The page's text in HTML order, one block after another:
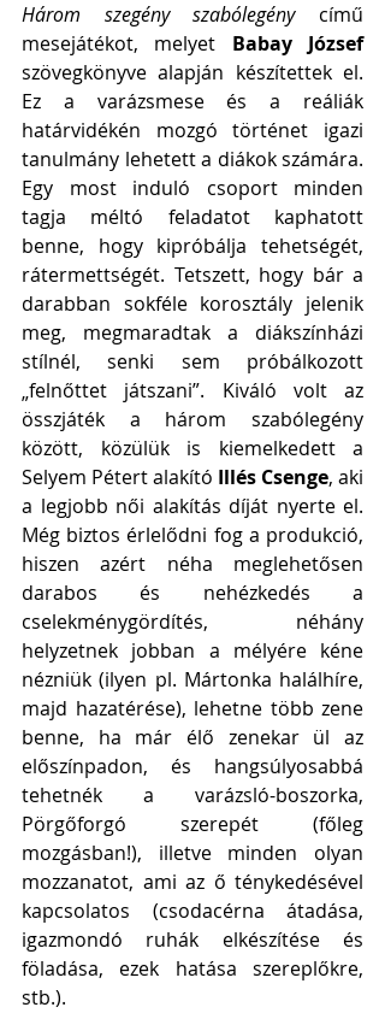
Három szegény szabólegény című
mesejátékot, melyet
Babay József
szövegkönyve alapján készítettek el.
Ez a varázsmese és a reáliák
határvidékén mozgó történet igazi
tanulmány lehetett a diákok számára.
Egy most induló csoport minden
tagja méltó feladatot kaphatott
benne, hogy kipróbálja tehetségét,
rátermettségét. Tetszett, hogy bár a
darabban sokféle korosztály jelenik
meg, megmaradtak a diákszínházi
stílnél, senki sem próbálkozott
„felnőttet játszani”. Kiváló volt az
összjáték a három szabólegény
között, közülük is kiemelkedett a
Selyem Pétert alakító Illés Csenge, aki
a legjobb női alakítás díját nyerte el.
Még biztos érlelődni fog a produkció,
hiszen azért néha meglehetősen
darabos és nehézkedés a
cselekménygördítés, néhány
helyzetnek jobban a mélyére kéne
nézniük (ilyen pl. Mártonka halálhíre,
majd hazatérése), lehetne több zene
benne, ha már élő zenekar ül az
előszínpadon, és hangsúlyosabbá
tehetnék a varázsló-boszorka,
Pörgőforgó szerepét (főleg
mozgásban!), illetve minden olyan
mozzanatot, ami az ő ténykedésével
kapcsolatos (csodacérna átadása,
igazmondó ruhák elkészítése és
föladása, ezek hatása szereplőkre,
stb.).